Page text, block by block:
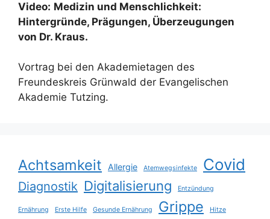
Video: Medizin und Menschlichkeit:
Hintergründe, Prägungen, Überzeugungen
von Dr. Kraus.
Vortrag bei den Akademietagen des
Freundeskreis Grünwald der Evangelischen
Akademie Tutzing.
Achtsamkeit Allergie Atemwegsinfekte Covid
Diagnostik Digitalisierung Entzündung
Ernährung Erste Hilfe Gesunde Ernährung Grippe Hitze